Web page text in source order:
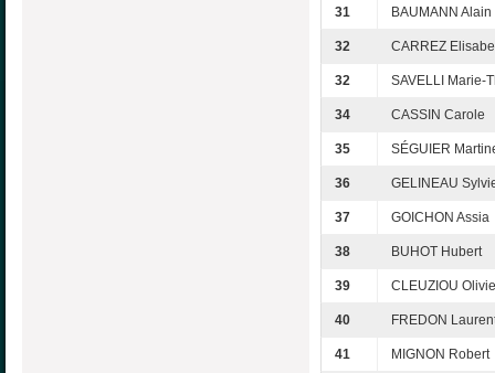
31 BAUMANN Alain
32 CARREZ
32 SAVELLI Marie-
34 CASSIN Carole
35 SÉGUIER
36 GELINEAU
37 GOICHON Assia
38 BUHOT Hubert
39 CLEUZIOU
40 FREDON
41 MIGNON Robert